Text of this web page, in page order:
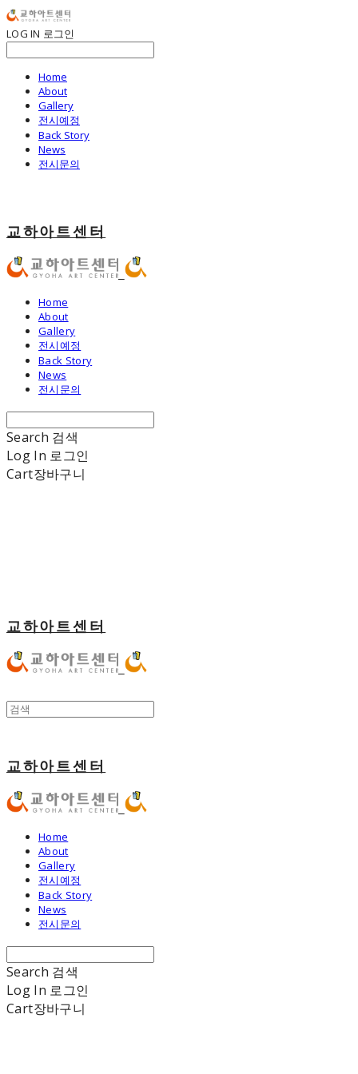
LOG IN 로그인
Home
About
Gallery
전시예정
Back Story
News
전시문의
교하아트센터
Home
About
Gallery
전시예정
Back Story
News
전시문의
Search 검색
Log In 로그인
Cart장바구니
교하아트센터
교하아트센터
Home
About
Gallery
전시예정
Back Story
News
전시문의
Search 검색
Log In 로그인
Cart장바구니